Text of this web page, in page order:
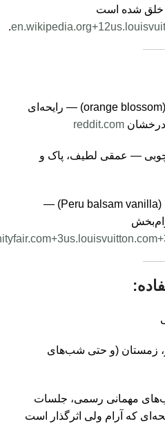
خلق شده است
en.wikipedia.org+12
.
شکوفه پرتقال (orange blossom) — رایحه‌ای
reddit.com
— عمقی لطیف، پاک و
وانیل پالیزالی ترا (Peru balsam vanilla) —
+3us.louisvuitton.com
زمستان (و حتی شب‌های
مهمانی رسمی، جلسات
که آرام ولی اثرگذار است